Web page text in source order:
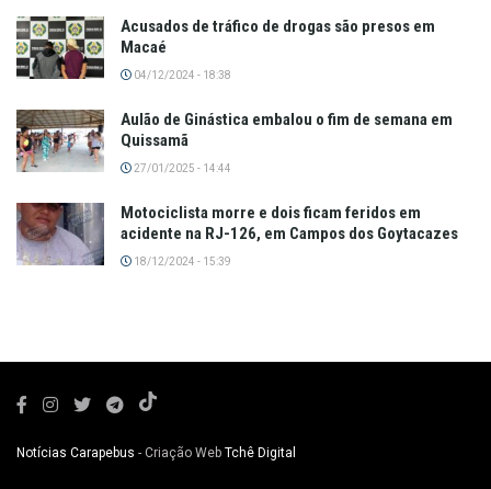
Acusados de tráfico de drogas são presos em
Macaé
04/12/2024 - 18:38
Aulão de Ginástica embalou o fim de semana em
Quissamã
27/01/2025 - 14:44
Motociclista morre e dois ficam feridos em
acidente na RJ-126, em Campos dos Goytacazes
18/12/2024 - 15:39
Notícias Carapebus - Criação Web Tchê Digital